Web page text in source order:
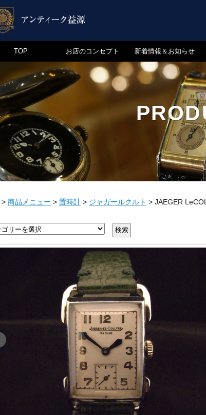
TOP お店のコンセプト 新着情報＆お知らせ
> 商品メニュー > 置時計 > ジャガールクルト > JAEGER